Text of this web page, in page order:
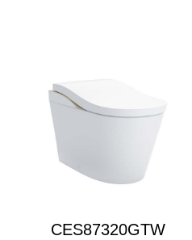
CES87320GTW